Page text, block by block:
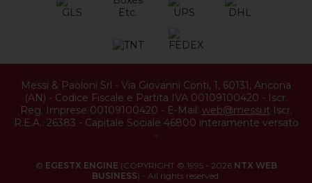
Messi & Paoloni Srl - Via Giovanni Conti, 1, 60131, Ancona
(AN) - Codice Fiscale e Partita IVA 00109100420 - Iscr.
Reg. Imprese 00109100420 - E-Mail: web@messi.it Iscr.
R.E.A.: 26383 - Capitale Sociale 46800 interamente versato
-
© EGESTX ENGINE (COPYRIGHT © 1995 - 2026 NTX WEB
BUSINESS) - All rights reserved.